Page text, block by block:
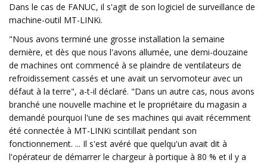
Dans le cas de FANUC, il s'agit de son logiciel de surveillance de
machine-outil MT-LINKi.
"Nous avons terminé une grosse installation la semaine
dernière, et dès que nous l'avons allumée, une demi-douzaine
de machines ont commencé à se plaindre de ventilateurs de
refroidissement cassés et une avait un servomoteur avec un
défaut à la terre", a-t-il déclaré. "Dans un autre cas, nous avons
branché une nouvelle machine et le propriétaire du magasin a
demandé pourquoi l'une de ses machines qui avait récemment
été connectée à MT-LINKi scintillait pendant son
fonctionnement. ... Il s'est avéré que quelqu'un avait dit à
l'opérateur de démarrer le chargeur à portique à 80 % et il y a